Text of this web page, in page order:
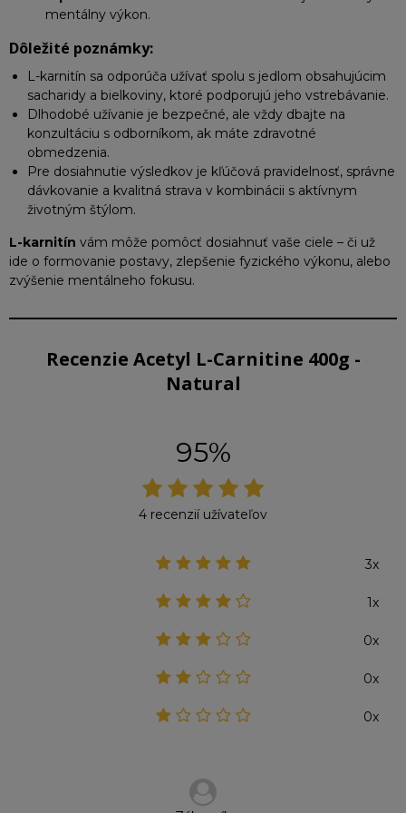
mentálny výkon.
Dôležité poznámky:
L-karnitín sa odporúča užívať spolu s jedlom obsahujúcim
sacharidy a bielkoviny, ktoré podporujú jeho vstrebávanie.
Dlhodobé užívanie je bezpečné, ale vždy dbajte na
konzultáciu s odborníkom, ak máte zdravotné
obmedzenia.
Pre dosiahnutie výsledkov je kľúčová pravidelnosť, správne
dávkovanie a kvalitná strava v kombinácii s aktívnym
životným štýlom.
L-karnitín vám môže pomôcť dosiahnuť vaše ciele – či už
ide o formovanie postavy, zlepšenie fyzického výkonu, alebo
zvýšenie mentálneho fokusu.
Recenzie Acetyl L-Carnitine 400g -
Natural
95%
4 recenzií užívateľov
3x
1x
0x
0x
0x